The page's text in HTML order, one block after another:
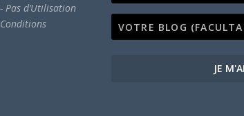
d’Utilisation
JE